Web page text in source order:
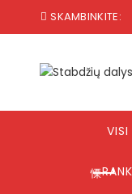
SKAMBINKITE:
VISI